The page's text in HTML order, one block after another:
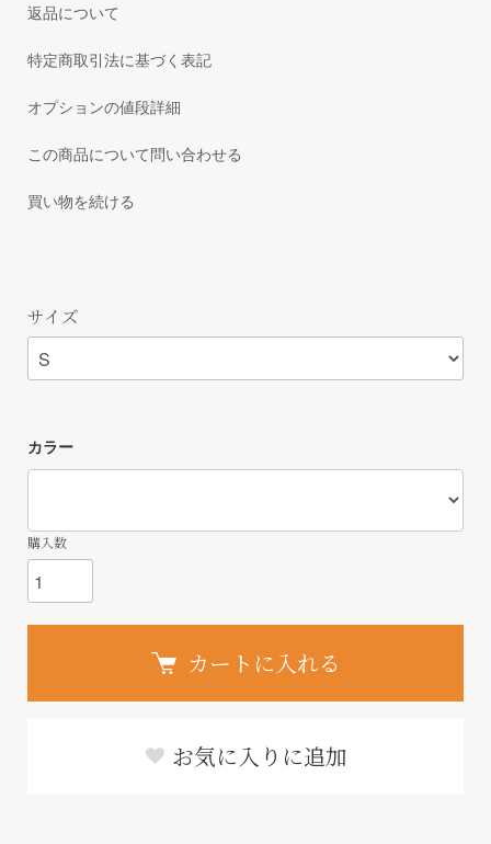
返品について
特定商取引法に基づく表記
オプションの値段詳細
この商品について問い合わせる
買い物を続ける
サイズ
カラー
購入数
カートに入れる
お気に入りに追加